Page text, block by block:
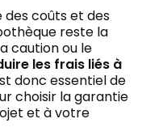
coûts et des
reste la
caution ou le
les frais liés à
donc essentiel de
choisir la garantie
et à votre